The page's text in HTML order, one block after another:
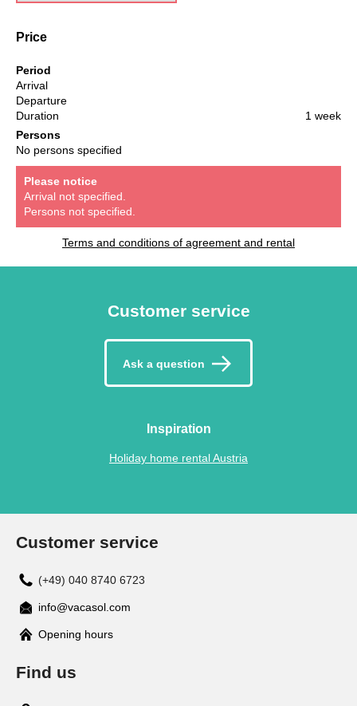
Price
Period
Arrival
Departure
Duration
1 week
Persons
No persons specified
Please notice
Arrival not specified.
Persons not specified.
Terms and conditions of agreement and rental
Customer service
Ask a question
Inspiration
Holiday home rental Austria
Customer service
(+49) 040 8740 6723
info@vacasol.com
Opening hours
Find us